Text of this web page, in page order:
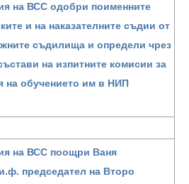
на ВСС одобри поименните
и на наказателните съдии от
съдилища и определи чрез
на изпитните комисии за
на обучението им в НИП
на ВСС поощри Ваня
председател на Второ